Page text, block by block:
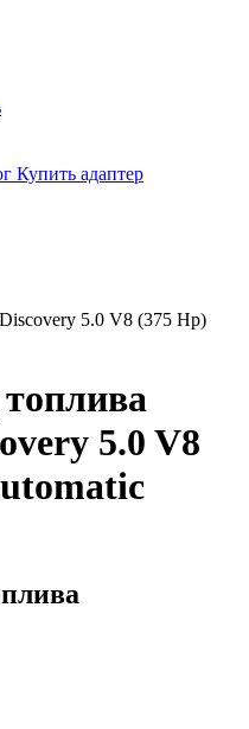
Купить адаптер
5.0 V8 (375 Hp)
5.0 V8